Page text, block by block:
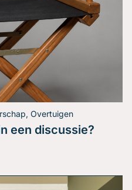
Overtuigen
een discussie?